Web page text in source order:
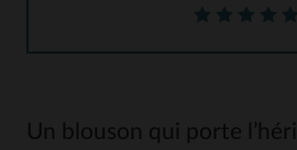
Un blouson qui porte